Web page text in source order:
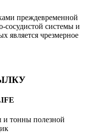
преждевременной
сосудистой системы и
является чрезмерное
и тонны полезной